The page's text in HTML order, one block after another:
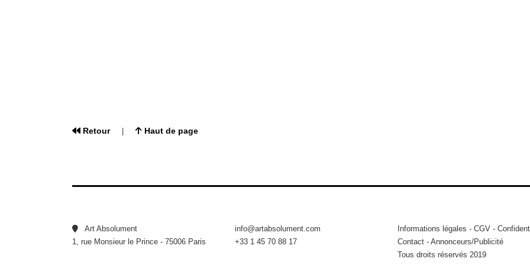
Retour| Haut de page
Art Absolument
1, rue Monsieur le Prince - 75006 Paris
info@artabsolument.com
+33 1 45 70 88 17
Informations légales - CGV -
Contact - Annonceurs/Publicité
Tous droits réservés 2019